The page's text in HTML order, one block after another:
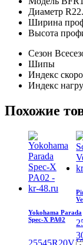
Диаметр
Ширина
Высота
Сезон
Шипы
Индекс
Индекс
Похожие
Yokohama Parada
Spec-X PA02
25545R20V